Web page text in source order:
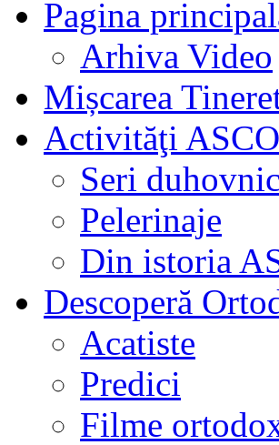
Pagina
Arhiva Video
Mișcarea
Activităţi ASCO
Seri
Pelerinaje
Din istoria
Descoperă
Acatiste
Predici
Filme